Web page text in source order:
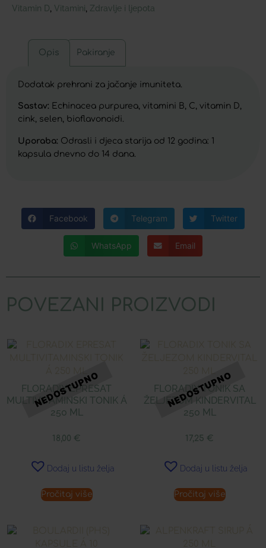
Vitamin D Vitamini Zdravlje i ljepota
Opis Pakiranje
Dodatak prehrani za jačanje imuniteta.
Sastav: Echinacea purpurea, vitamini B, C, vitamin D,
cink, selen, bioflavonoidi.
Uporaba: Odrasli i djeca starija od 12 godina: 1
kapsula dnevno do 14 dana.
Facebook Telegram Twitter
WhatsApp Email
POVEZANI PROIZVODI
FLORADIX EPRESAT
MULTIVITAMINSKI TONIK Á
250 ML
18,00 €
Dodaj u listu želja
Pročitaj više
FLORADIX TONIK SA
ŽELJEZOM KINDERVITAL
250 ML
17,25 €
Dodaj u listu želja
Pročitaj više